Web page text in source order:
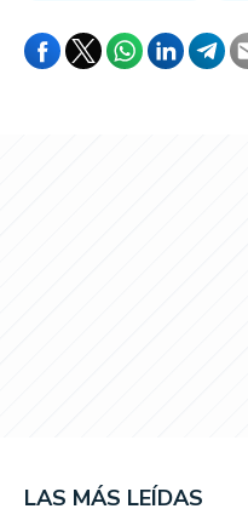
LAS MÁS LEÍDAS